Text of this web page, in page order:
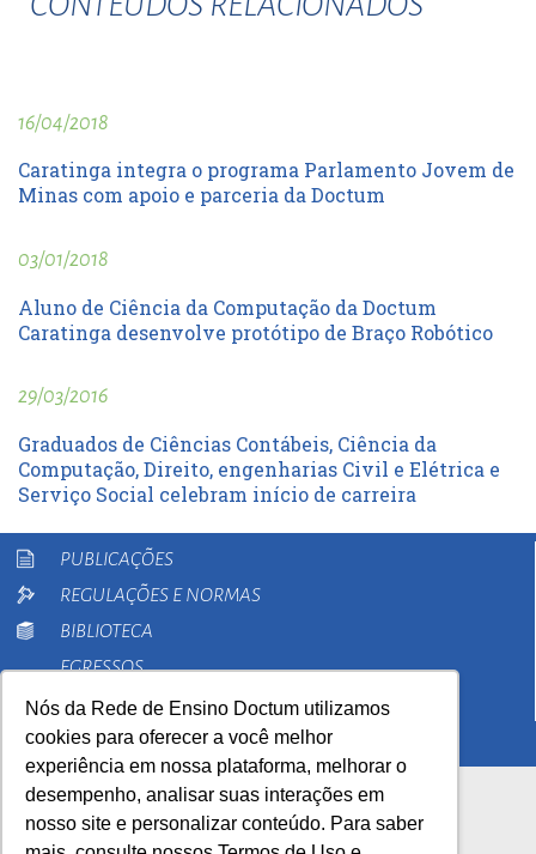
Nós da Rede de Ensino Doctum utilizamos
cookies para oferecer a você melhor
experiência em nossa plataforma, melhorar o
desempenho, analisar suas interações em
nosso site e personalizar conteúdo. Para saber
16/04/2018
Caratinga integra o programa Parlamento Jovem de
Minas com apoio e parceria da Doctum
03/01/2018
Aluno de Ciência da Computação da Doctum
Caratinga desenvolve protótipo de Braço Robótico
29/03/2016
Graduados de Ciências Contábeis, Ciência da
Computação, Direito, engenharias Civil e Elétrica e
Serviço Social celebram início de carreira
PUBLICAÇÕES
REGULAÇÕES E NORMAS
BIBLIOTECA
EGRESSOS
PESQUISA
EXTENSÃO